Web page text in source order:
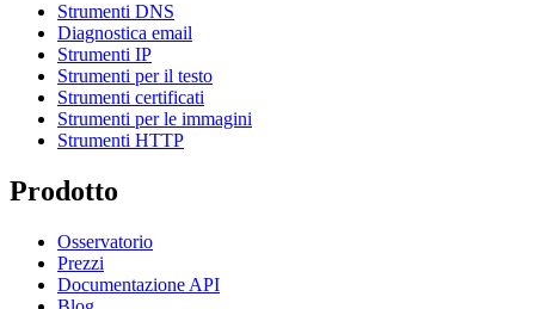
Strumenti DNS
Diagnostica email
Strumenti IP
Strumenti per il testo
Strumenti certificati
Strumenti per le immagini
Strumenti HTTP
Prodotto
Osservatorio
Prezzi
Documentazione API